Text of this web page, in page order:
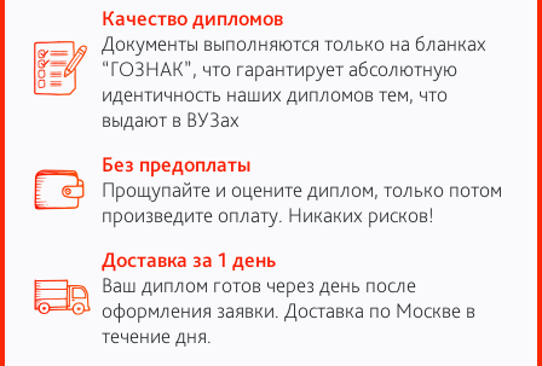
Качество дипломов
Документы выполняются только на бланках
“ГОЗНАК”, что гарантирует абсолютную
идентичность наших дипломов тем, что
выдают в ВУЗах
Без предоплаты
Прощупайте и оцените диплом, только потом
произведите оплату. Никаких рисков!
Доставка за 1 день
Ваш диплом готов через день после
оформления заявки. Доставка по Москве в
течение дня.